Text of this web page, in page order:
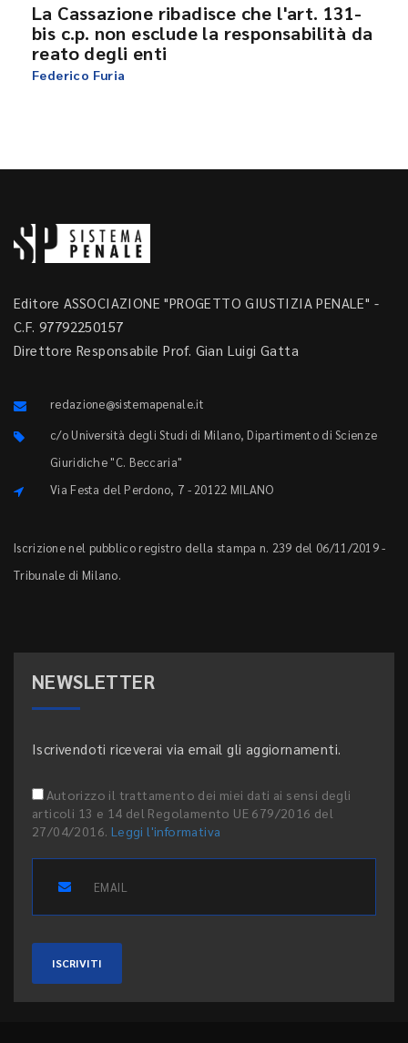
La Cassazione ribadisce che l'art. 131-
bis c.p. non esclude la responsabilità da
reato degli enti
Federico Furia
Editore ASSOCIAZIONE "PROGETTO GIUSTIZIA PENALE" -
C.F. 97792250157
Direttore Responsabile Prof. Gian Luigi Gatta
redazione@sistemapenale.it
c/o Università degli Studi di Milano, Dipartimento di Scienze
Giuridiche "C. Beccaria"
Via Festa del Perdono, 7 - 20122 MILANO
Iscrizione nel pubblico registro della stampa n. 239 del 06/11/2019 -
Tribunale di Milano.
NEWSLETTER
Iscrivendoti riceverai via email gli aggiornamenti.
Autorizzo il trattamento dei miei dati ai sensi degli
articoli 13 e 14 del Regolamento UE 679/2016 del
27/04/2016. Leggi l'informativa
ISCRIVITI